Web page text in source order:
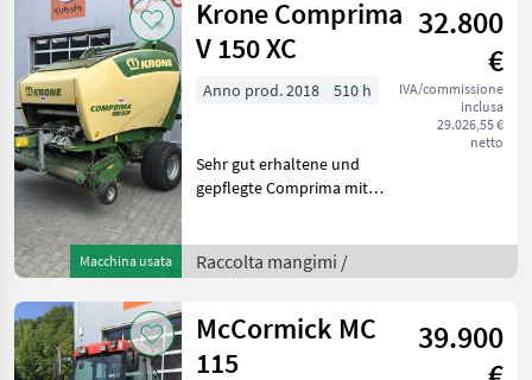
Macchina usata
Krone Comprima
V 150 XC
32.800
€
IVA/commissione
inclusa
29.026,55 €
netto
Anno prod. 2018 510 h
Sehr gut erhaltene und
gepflegte Comprima mit
mit Druckluft und Isobus
Fähig ohne Terminal Mit
Raccolta mangimi /
McCormick MC
115
39.900